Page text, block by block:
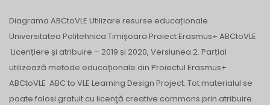
Diagrama ABCtoVLE Utilizare resurse educaționale
Universitatea Politehnica Timișoara Proiect Erasmus+ ABCtoVLE
Licențiere și atribuire – 2019 și 2020, Versiunea 2. Parțial
utilizează metode educaționale din Proiectul Erasmus+
ABCtoVLE ABC to VLE Learning Design Project. Tot materialul se
poate folosi gratuit cu licenţă creative commons prin atribuire.